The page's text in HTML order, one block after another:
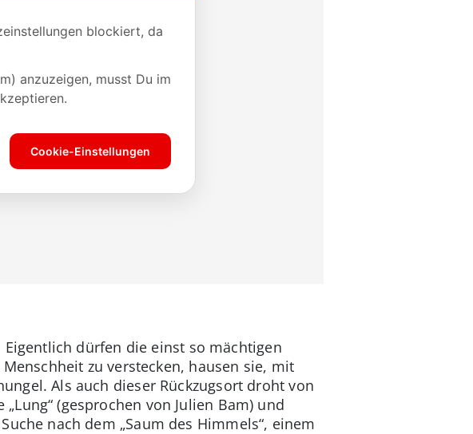
dürfen die einst so mächtigen
zu verstecken, hausen sie, mit
Als auch dieser Rückzugsort droht von
(gesprochen von Julien Bam) und
nach dem „Saum des Himmels“, einem